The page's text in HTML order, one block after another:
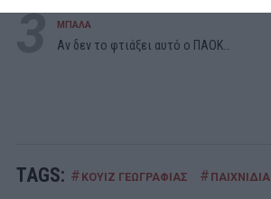
3 ΜΠΑΛΑ
Αν δεν το φτιάξει αυτό ο ΠΑΟΚ…
TAGS: # ΚΟΥΙΖ ΓΕΩΓΡΑΦΙΑΣ # ΠΑΙΧΝΙΔΙΑ